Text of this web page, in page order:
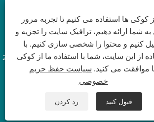
حق چاپ © 2022 Yantai Double Plastic Industry Co.,Ltd. - توری سایه،
RSS XML خصوصی
کوکی ها استفاده می کنیم تا تجربه مرور
به شما ارائه دهیم، ترافیک سایت را تجزیه و
کنیم و محتوا را شخصی سازی کنیم. با
از این سایت، شما با استفاده ما از کوکی
موافقت می کنید. سیاست حفظ حریم
خصوصی
رد کردن قبول کنید